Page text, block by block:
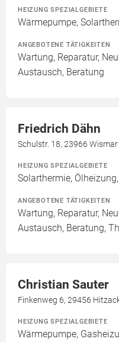
HEIZUNG SPEZIALGEBIETE
Wärmepumpe,
ANGEBOTENE TÄTIGKEITEN
Wartung, Reparatur,
Austausch, Beratung
Friedrich Dähn
Schulstr. 18, 23966
HEIZUNG SPEZIALGEBIETE
Solarthermie,
ANGEBOTENE TÄTIGKEITEN
Wartung, Reparatur,
Austausch, Beratung,
Christian Sauter
Finkenweg 6, 29456
HEIZUNG SPEZIALGEBIETE
Wärmepumpe,